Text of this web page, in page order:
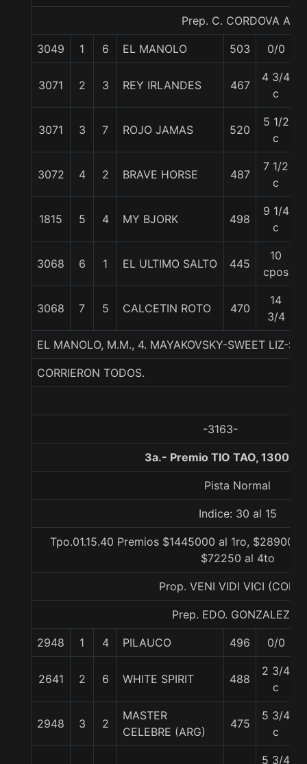
Prep. C. CORDOVA A.
3049 1 6 EL MANOLO 503 0/0
3071 2 3 REY IRLANDES 467
4 3/4
c
3071 3 7 ROJO JAMAS 520
5 1/2
c
3072 4 2 BRAVE HORSE 487
7 1/2
c
1815 5 4 MY BJORK 498
9 1/4
c
3068 6 1 EL ULTIMO SALTO 445
10
cpos
3068 7 5 CALCETIN ROTO 470
14
3/4
EL MANOLO, M.M., 4. MAYAKOVSKY-SWEET LIZ-
CORRIERON TODOS.
-3163-
3a.- Premio TIO TAO, 1300
Pista Normal
Indice: 30 al 15
Tpo.01.15.40 Premios $1445000 al 1ro,
$72250 al 4to
Prop. VENI VIDI VICI
Prep. EDO. GONZALEZ S.
2948 1 4 PILAUCO 496 0/0
2641 2 6 WHITE SPIRIT 488
2 3/4
c
2948 3 2
MASTER
CELEBRE (ARG)
475
5 3/4
c
5 3/4